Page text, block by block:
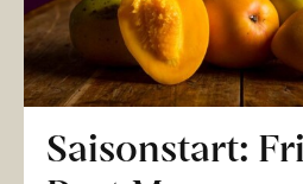
Saisonstart: